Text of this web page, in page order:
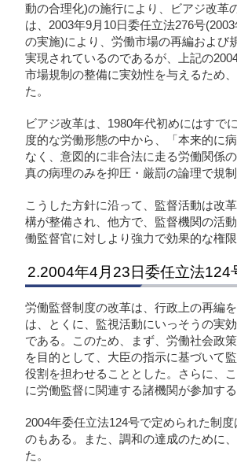
動の合理化)の施行により、ビアジ改革
は、2003年9月10日委任立法276号
の実施)により、労働市場の再編および
実現されているのであるが、上記の
市場規制の整備に実効性を与えるため
た。
ビアジ改革は、1980年代初めにはすで
度的な労働形態の中から、「本来的に
なく、意図的に非合法に走る労働関係
真の病理のみを抑圧・厳罰の論理で規
こうした方針に沿って、監督活動は改
構が整備され、他方で、監督機関の活
働監督官に対しより強力で効果的な権限
2.2004年4月23日委任立法124
労働監督制度の改革は、行政上の再編
は、とくに、監視活動にいっそうの実
である。このため、まず、労働社会政
を目的として、大臣の指示に基づいて
役割を担わせることとした。さらに、
に労働監督に関連する諸機関が参加す
2004年委任立法124号で定められた制
のもある。また、調和の達成のために
た。